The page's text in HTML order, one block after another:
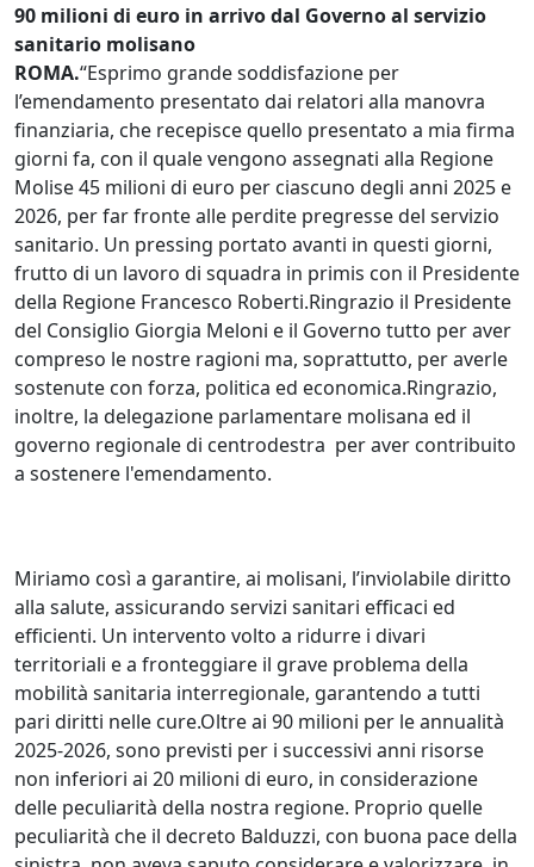
90 milioni di euro in arrivo dal Governo al servizio
sanitario molisano
ROMA.“Esprimo grande soddisfazione per
l’emendamento presentato dai relatori alla manovra
finanziaria, che recepisce quello presentato a mia firma
giorni fa, con il quale vengono assegnati alla Regione
Molise 45 milioni di euro per ciascuno degli anni 2025 e
2026, per far fronte alle perdite pregresse del servizio
sanitario. Un pressing portato avanti in questi giorni,
frutto di un lavoro di squadra in primis con il Presidente
della Regione Francesco Roberti.Ringrazio il Presidente
del Consiglio Giorgia Meloni e il Governo tutto per aver
compreso le nostre ragioni ma, soprattutto, per averle
sostenute con forza, politica ed economica.Ringrazio,
inoltre, la delegazione parlamentare molisana ed il
governo regionale di centrodestra per aver contribuito
a sostenere l'emendamento.
Miriamo così a garantire, ai molisani, l’inviolabile diritto
alla salute, assicurando servizi sanitari efficaci ed
efficienti. Un intervento volto a ridurre i divari
territoriali e a fronteggiare il grave problema della
mobilità sanitaria interregionale, garantendo a tutti
pari diritti nelle cure.Oltre ai 90 milioni per le annualità
2025-2026, sono previsti per i successivi anni risorse
non inferiori ai 20 milioni di euro, in considerazione
delle peculiarità della nostra regione. Proprio quelle
peculiarità che il decreto Balduzzi, con buona pace della